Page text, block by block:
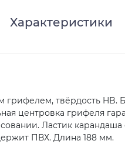
Характеристики
твёрдость HB.
центровка грифеля
Ластик карандаша
ПВХ. Длина 188 мм.